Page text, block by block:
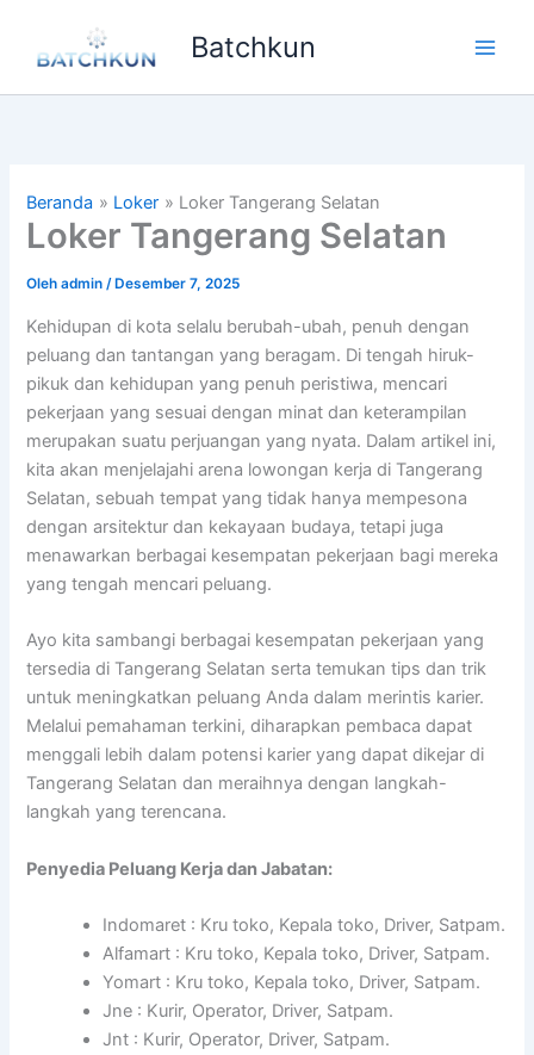
konten
Batchkun
Beranda Loker Loker Tangerang Selatan
Loker Tangerang Selatan
Olehadmin/ Desember 7, 2025
Kehidupan di kota selalu berubah-ubah, penuh dengan
peluang dan tantangan yang beragam. Di tengah hiruk-
pikuk dan kehidupan yang penuh peristiwa, mencari
pekerjaan yang sesuai dengan minat dan keterampilan
merupakan suatu perjuangan yang nyata. Dalam artikel ini,
kita akan menjelajahi arena lowongan kerja di Tangerang
Selatan, sebuah tempat yang tidak hanya mempesona
dengan arsitektur dan kekayaan budaya, tetapi juga
menawarkan berbagai kesempatan pekerjaan bagi mereka
yang tengah mencari peluang.
Ayo kita sambangi berbagai kesempatan pekerjaan yang
tersedia di Tangerang Selatan serta temukan tips dan trik
untuk meningkatkan peluang Anda dalam merintis karier.
Melalui pemahaman terkini, diharapkan pembaca dapat
menggali lebih dalam potensi karier yang dapat dikejar di
Tangerang Selatan dan meraihnya dengan langkah-
langkah yang terencana.
Penyedia Peluang Kerja dan Jabatan:
Indomaret : Kru toko, Kepala toko, Driver, Satpam.
Alfamart : Kru toko, Kepala toko, Driver, Satpam.
Yomart : Kru toko, Kepala toko, Driver, Satpam.
Jne : Kurir, Operator, Driver, Satpam.
Jnt : Kurir, Operator, Driver, Satpam.